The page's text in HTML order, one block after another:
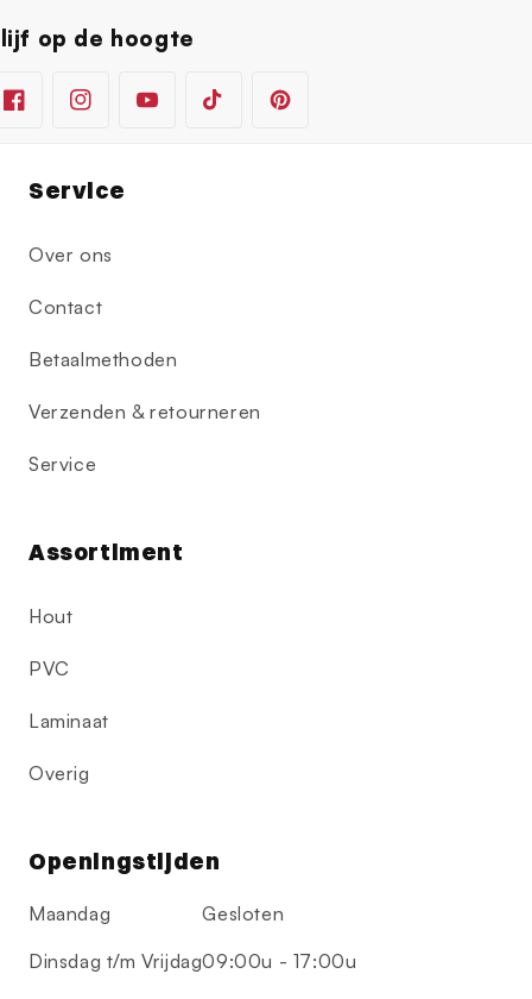
op de hoogte
FacebookInstagramYouTubeTikTok Pinterest
Service
Over ons
Contact
Betaalmethoden
Verzenden & retourneren
Service
Assortiment
Hout
PVC
Laminaat
Overig
Openingstijden
Maandag
Dinsdag t/m Vrijdag
Gesloten
09:00u - 17:00u